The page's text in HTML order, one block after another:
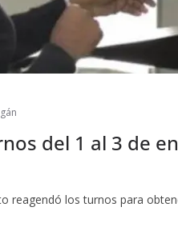
del 1 al 3 de
reagendó los turnos para